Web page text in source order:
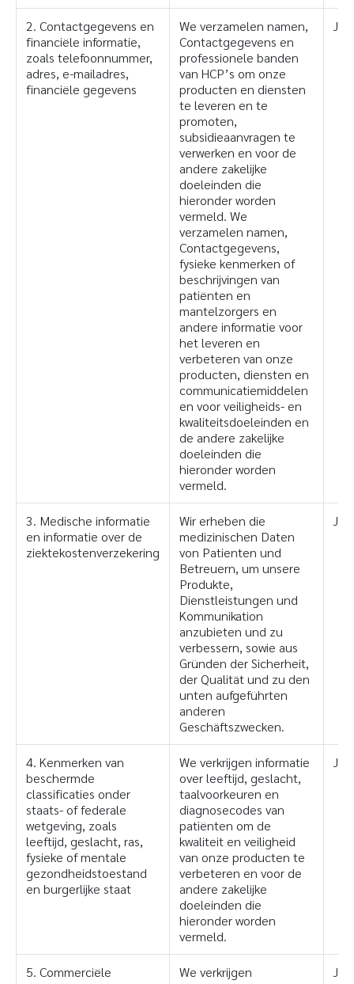
2. Contactgegevens en
financiële informatie,
zoals telefoonnummer,
adres, e-mailadres,
financiële gegevens
We verzamelen namen,
Contactgegevens en
professionele banden
van HCP’s om onze
producten en diensten
te leveren en te
promoten,
subsidieaanvragen te
verwerken en voor de
andere zakelijke
doeleinden die
hieronder worden
vermeld. We
verzamelen namen,
Contactgegevens,
fysieke kenmerken of
beschrijvingen van
patiënten en
mantelzorgers en
andere informatie voor
het leveren en
verbeteren van onze
producten, diensten en
communicatiemiddelen
en voor veiligheids- en
kwaliteitsdoeleinden en
de andere zakelijke
doeleinden die
hieronder worden
vermeld.
Ja
3. Medische informatie
en informatie over de
ziektekostenverzekering
Wir erheben die
medizinischen Daten
von Patienten und
Betreuern, um unsere
Produkte,
Dienstleistungen und
Kommunikation
anzubieten und zu
verbessern, sowie aus
Gründen der Sicherheit,
der Qualität und zu den
unten aufgeführten
anderen
Geschäftszwecken.
Ja
4. Kenmerken van
beschermde
classificaties onder
staats- of federale
wetgeving, zoals
leeftijd, geslacht, ras,
fysieke of mentale
gezondheidstoestand
en burgerlijke staat
We verkrijgen informatie
over leeftijd, geslacht,
taalvoorkeuren en
diagnosecodes van
patiënten om de
kwaliteit en veiligheid
van onze producten te
verbeteren en voor de
andere zakelijke
doeleinden die
hieronder worden
vermeld.
Ja
5. Commerciële
We verkrijgen
Ja